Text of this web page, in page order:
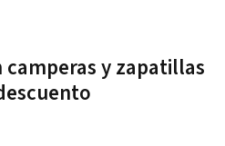
y zapatillas